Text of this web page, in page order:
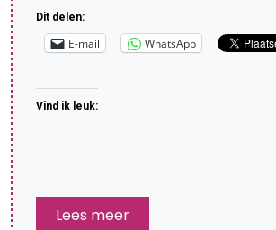
Dit delen:
E-mail WhatsApp
Vind ik leuk:
Lees meer